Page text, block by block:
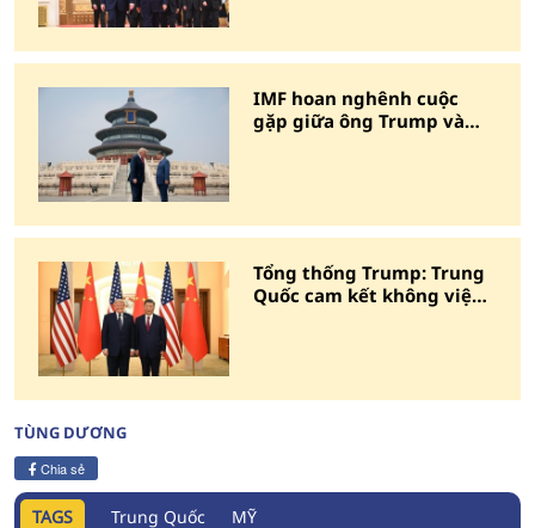
IMF hoan nghênh cuộc
gặp giữa ông Trump và
Tổng thống Trump: Trung
Quốc cam kết không viện
TÙNG DƯƠNG
Chia sẻ
TAGS Trung Quốc MỸ